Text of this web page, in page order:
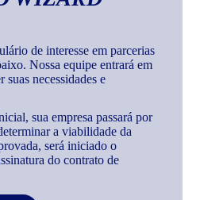
de interesse em parcerias
Nossa equipe entrará em
suas necessidades e
sua empresa passará por
a viabilidade da
será iniciado o
do contrato de